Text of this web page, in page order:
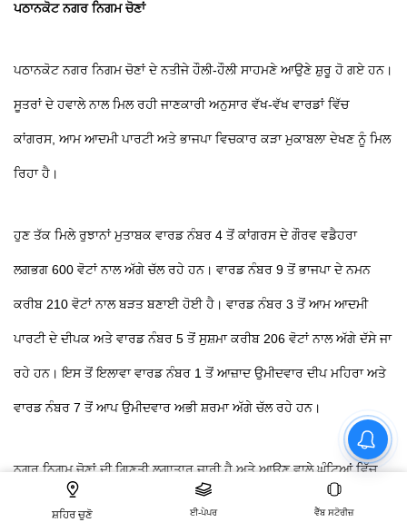
ਸ਼ਹਿਰ ਚੁਣੋ ਈ-ਪੇਪਰ ਵੈੱਬ ਸਟੋਰੀਜ਼
ਪਠਾਨਕੋਟ ਨਗਰ ਨਿਗਮ ਚੋਣਾਂ
ਪਠਾਨਕੋਟ ਨਗਰ ਨਿਗਮ ਚੋਣਾਂ ਦੇ ਨਤੀਜੇ ਹੌਲੀ-ਹੌਲੀ ਸਾਹਮਣੇ ਆਉਣੇ ਸ਼ੁਰੂ ਹੋ ਗਏ ਹਨ।
ਸੂਤਰਾਂ ਦੇ ਹਵਾਲੇ ਨਾਲ ਮਿਲ ਰਹੀ ਜਾਣਕਾਰੀ ਅਨੁਸਾਰ ਵੱਖ-ਵੱਖ ਵਾਰਡਾਂ ਵਿੱਚ
ਕਾਂਗਰਸ, ਆਮ ਆਦਮੀ ਪਾਰਟੀ ਅਤੇ ਭਾਜਪਾ ਵਿਚਕਾਰ ਕੜਾ ਮੁਕਾਬਲਾ ਦੇਖਣ ਨੂੰ ਮਿਲ
ਰਿਹਾ ਹੈ।
ਹੁਣ ਤੱਕ ਮਿਲੇ ਰੁਝਾਨਾਂ ਮੁਤਾਬਕ ਵਾਰਡ ਨੰਬਰ 4 ਤੋਂ ਕਾਂਗਰਸ ਦੇ ਗੌਰਵ ਵਡੈਹਰਾ
ਲਗਭਗ 600 ਵੋਟਾਂ ਨਾਲ ਅੱਗੇ ਚੱਲ ਰਹੇ ਹਨ। ਵਾਰਡ ਨੰਬਰ 9 ਤੋਂ ਭਾਜਪਾ ਦੇ ਨਮਨ
ਕਰੀਬ 210 ਵੋਟਾਂ ਨਾਲ ਬੜਤ ਬਣਾਈ ਹੋਈ ਹੈ। ਵਾਰਡ ਨੰਬਰ 3 ਤੋਂ ਆਮ ਆਦਮੀ
ਪਾਰਟੀ ਦੇ ਦੀਪਕ ਅਤੇ ਵਾਰਡ ਨੰਬਰ 5 ਤੋਂ ਸੁਸ਼ਮਾ ਕਰੀਬ 206 ਵੋਟਾਂ ਨਾਲ ਅੱਗੇ ਦੱਸੇ ਜਾ
ਰਹੇ ਹਨ। ਇਸ ਤੋਂ ਇਲਾਵਾ ਵਾਰਡ ਨੰਬਰ 1 ਤੋਂ ਆਜ਼ਾਦ ਉਮੀਦਵਾਰ ਦੀਪ ਮਹਿਰਾ ਅਤੇ
ਵਾਰਡ ਨੰਬਰ 7 ਤੋਂ ਆਪ ਉਮੀਦਵਾਰ ਅਭੀ ਸ਼ਰਮਾ ਅੱਗੇ ਚੱਲ ਰਹੇ ਹਨ।
ਨਗਰ ਨਿਗਮ ਚੋਣਾਂ ਦੀ ਗਿਣਤੀ ਲਗਾਤਾਰ ਜਾਰੀ ਹੈ ਅਤੇ ਆਉਣ ਵਾਲੇ ਘੰਟਿਆਂ ਵਿੱਚ
ਹੋਰ ਨਤੀਜੇ ਸਾਹਮਣੇ ਆਉਣ ਦੀ ਸੰਭਾਵਨਾ ਹੈ।
This website uses cookie or similar technologies, to enhance your browsing experience
and provide personalised recommendations. By continuing to use our website, you
agree to ourPrivacy Policy Cookie Policy